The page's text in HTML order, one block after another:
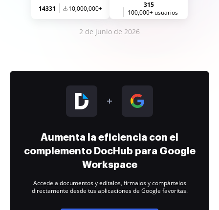
14331 10,000,000+
315
100,000+ usuarios
2 de junio de 2026
Aumenta la eficiencia con el
complemento DocHub para Google
Workspace
Accede a documentos y edítalos, fírmalos y compártelos
directamente desde tus aplicaciones de Google favoritas.